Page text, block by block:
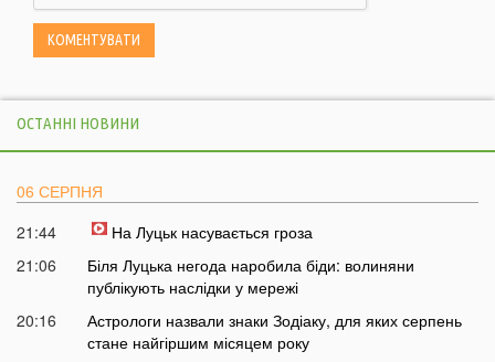
ОСТАННІ НОВИНИ
06 СЕРПНЯ
21:44
На Луцьк насувається гроза
21:06
Біля Луцька негода наробила біди: волиняни
публікують наслідки у мережі
20:16
Астрологи назвали знаки Зодіаку, для яких серпень
стане найгіршим місяцем року